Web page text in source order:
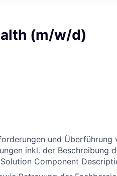
(m/w/d)
und Überführung
inkl. der Beschreibung
Component